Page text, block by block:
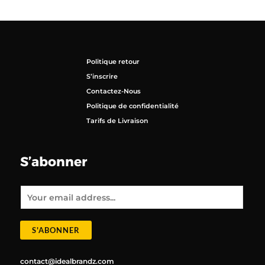
Politique retour
S’inscrire
Contactez-Nous
Politique de confidentialité
Tarifs de Livraison
S’abonner
*
S'ABONNER
contact@idealbrandz.com